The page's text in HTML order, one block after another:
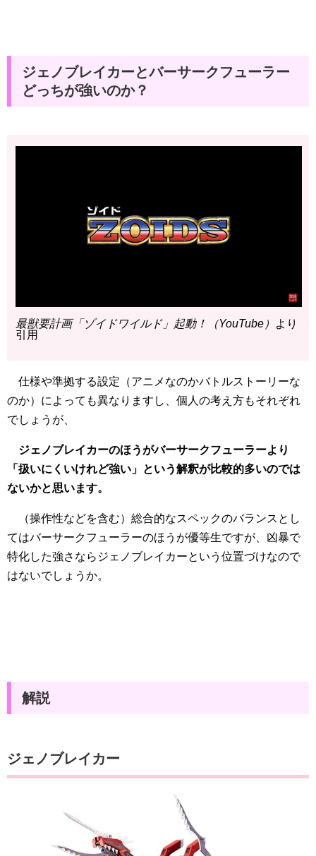
ジェノブレイカーとバーサークフューラー
どっちが強いのか？
最獣要計画「ゾイドワイルド」起動！（YouTube）
より
引用
仕様や準拠する設定（アニメなのかバトルストーリーな
のか）によっても異なりますし、個人の考え方もそれぞれ
でしょうが、
ジェノブレイカーのほうがバーサークフューラーより
「扱いにくいけれど強い」という解釈が比較的多いのでは
ないかと思います。
（操作性などを含む）総合的なスペックのバランスとし
てはバーサークフューラーのほうが優等生ですが、凶暴で
特化した強さならジェノブレイカーという位置づけなので
はないでしょうか。
解説
ジェノブレイカー